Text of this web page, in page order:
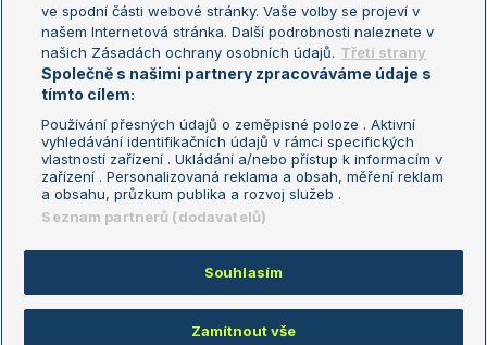
Fotbalové přestupy
Livesport Daily
LS Prague Open
Podmínky užití
Nastavení soukromí
GDPR a žurnalistika
Reklama
Kontakt
Informace o zpracování osobních
údajů
Copyright © 2008-2026 TenisPortal.cz. Využíváme zpravodajství ČTK.
ve spodní části webové stránky. Vaše volby se projeví v
našem Internetová stránka. Další podrobnosti naleznete v
našich Zásadách ochrany osobních údajů. Třetí strany
Společně s našimi partnery zpracováváme údaje s
tímto cílem:
Používání přesných údajů o zeměpisné poloze . Aktivní
vyhledávání identifikačních údajů v rámci specifických
vlastností zařízení . Ukládání a/nebo přístup k informacím v
zařízení . Personalizovaná reklama a obsah, měření reklam
a obsahu, průzkum publika a rozvoj služeb .
Seznam partnerů (dodavatelů)
Souhlasím
Zamítnout vše